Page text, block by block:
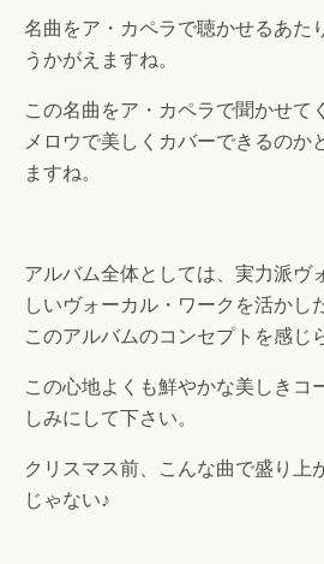
名曲をア・カペラで聴かせるあた
うかがえますね。
この名曲をア・カペラで聞かせて
メロウで美しくカバーできるのか
ますね。
アルバム全体としては、実力派ヴ
しいヴォーカル・ワークを活かし
このアルバムのコンセプトを感じ
この心地よくも鮮やかな美しきコ
しみにして下さい。
クリスマス前、こんな曲で盛り上
じゃない♪